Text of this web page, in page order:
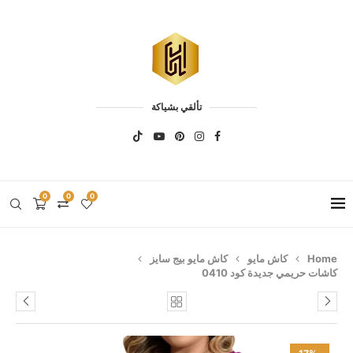
تألقي بشياكة
0 0 0
Home كاش مايو
كاش مايو بيج سايز
كاشات حريمي جديدة كود 0410